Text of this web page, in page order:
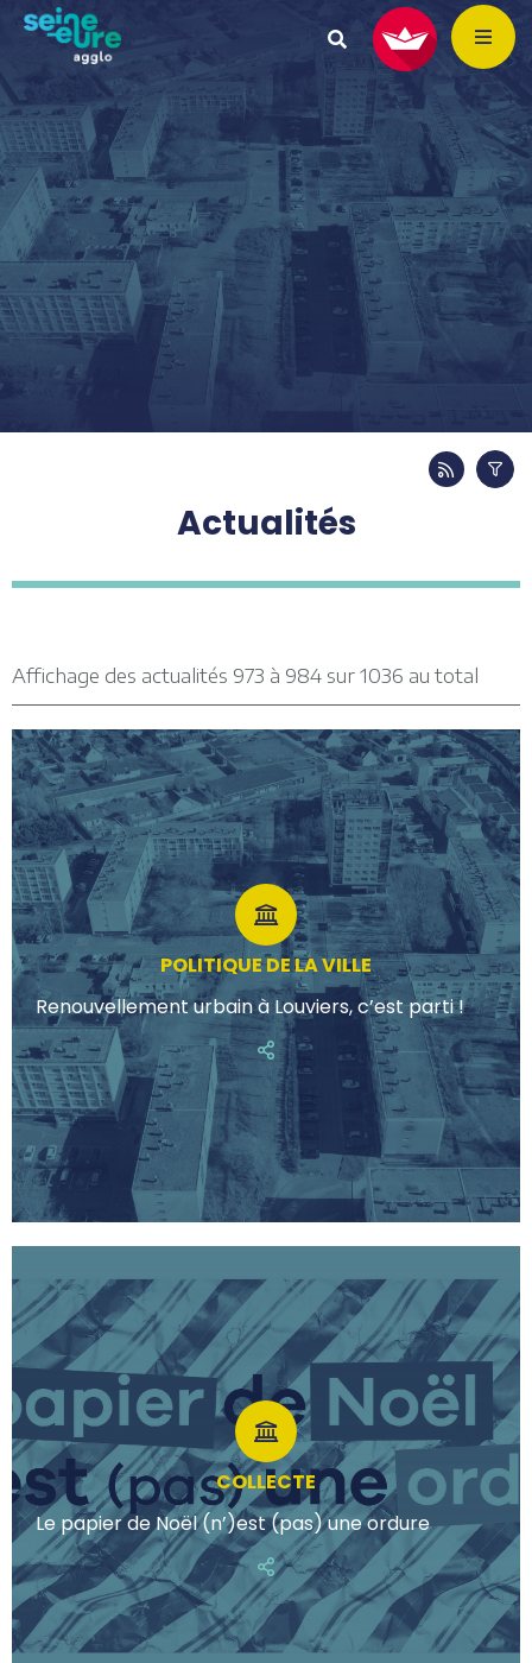
Actualités
Affichage des actualités 973 à 984 sur 1036 au total
POLITIQUE DE LA VILLE
Renouvellement urbain à Louviers, c’est parti !
COLLECTE
Le papier de Noël (n’)est (pas) une ordure